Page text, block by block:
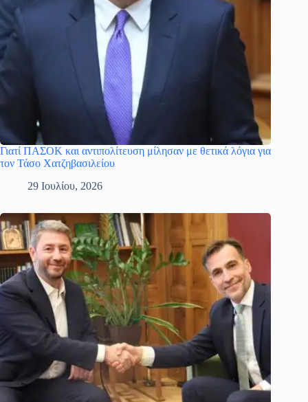
Γιατί ΠΑΣΟΚ και αντιπολίτευση μίλησαν με θετικά λόγια για
τον Τάσο Χατζηβασιλείου
29 Ιουλίου, 2026